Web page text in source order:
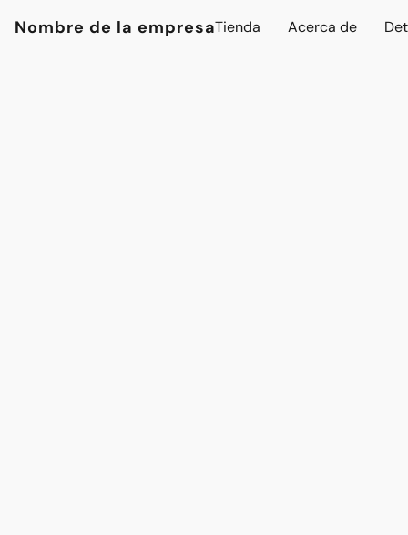
Nombre de la empresaTienda Acerca de